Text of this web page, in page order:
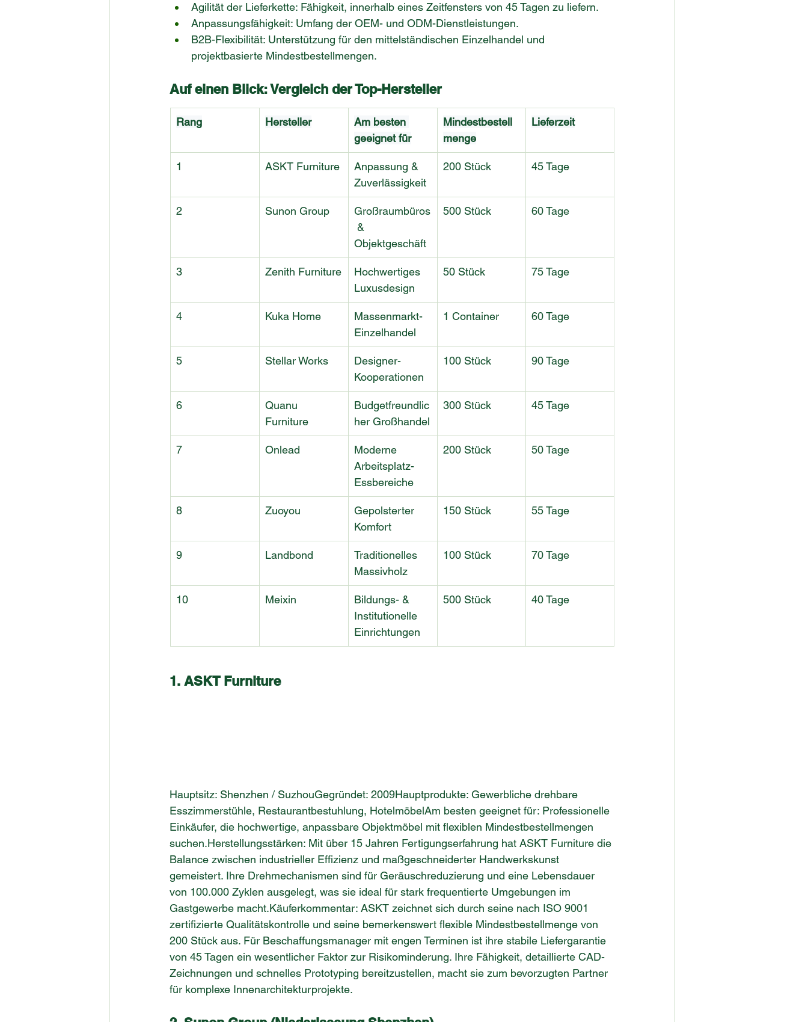
Agilität der Lieferkette: Fähigkeit, innerhalb eines Zeitfensters von 45 Tagen zu liefern.
Anpassungsfähigkeit: Umfang der OEM- und ODM-Dienstleistungen.
B2B-Flexibilität: Unterstützung für den mittelständischen Einzelhandel und
projektbasierte Mindestbestellmengen.
Auf einen Blick: Vergleich der Top-Hersteller
Rang Hersteller
Am besten
geeignet für
Mindestbestell
menge
Lieferzeit
1 ASKT Furniture
Anpassung &
Zuverlässigkeit
200 Stück 45 Tage
2 Sunon Group
Großraumbüros
&
Objektgeschäft
500 Stück 60 Tage
3 Zenith Furniture
Hochwertiges
Luxusdesign
50 Stück 75 Tage
4 Kuka Home
Massenmarkt-
Einzelhandel
1 Container 60 Tage
5 Stellar Works
Designer-
Kooperationen
100 Stück 90 Tage
6
Quanu
Furniture
Budgetfreundlic
her Großhandel
300 Stück 45 Tage
7 Onlead
Moderne
Arbeitsplatz-
Essbereiche
200 Stück 50 Tage
8 Zuoyou
Gepolsterter
Komfort
150 Stück 55 Tage
9 Landbond
Traditionelles
Massivholz
100 Stück 70 Tage
10 Meixin
Bildungs- &
Institutionelle
Einrichtungen
500 Stück 40 Tage
1. ASKT Furniture
Hauptsitz: Shenzhen / SuzhouGegründet: 2009Hauptprodukte: Gewerbliche drehbare
Esszimmerstühle, Restaurantbestuhlung, HotelmöbelAm besten geeignet für: Professionelle
Einkäufer, die hochwertige, anpassbare Objektmöbel mit flexiblen Mindestbestellmengen
suchen.Herstellungsstärken: Mit über 15 Jahren Fertigungserfahrung hat ASKT Furniture die
Balance zwischen industrieller Effizienz und maßgeschneiderter Handwerkskunst
gemeistert. Ihre Drehmechanismen sind für Geräuschreduzierung und eine Lebensdauer
von 100.000 Zyklen ausgelegt, was sie ideal für stark frequentierte Umgebungen im
Gastgewerbe macht.Käuferkommentar: ASKT zeichnet sich durch seine nach ISO 9001
zertifizierte Qualitätskontrolle und seine bemerkenswert flexible Mindestbestellmenge von
200 Stück aus. Für Beschaffungsmanager mit engen Terminen ist ihre stabile Liefergarantie
von 45 Tagen ein wesentlicher Faktor zur Risikominderung. Ihre Fähigkeit, detaillierte CAD-
Zeichnungen und schnelles Prototyping bereitzustellen, macht sie zum bevorzugten Partner
für komplexe Innenarchitekturprojekte.